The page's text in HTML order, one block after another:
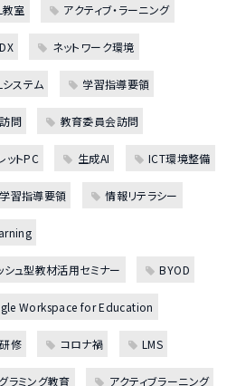
教室 アクティブ・ラーニング
ネットワーク環境
ステム 学習指導要領
問 教育委員会訪問
ットPC 生成AI ICT環境整備
習指導要領 情報リテラシー
シュ型教材活用セミナー BYOD
Workspace for Education
修 コロナ禍 LMS
ラミング教育 アクティブラーニング